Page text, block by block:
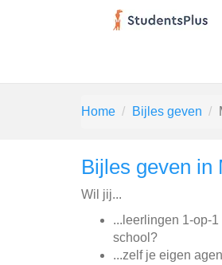
Home Bijles geven
Bijles geven in
Wil jij...
...leerlingen 1-op-
school?
...zelf je eigen